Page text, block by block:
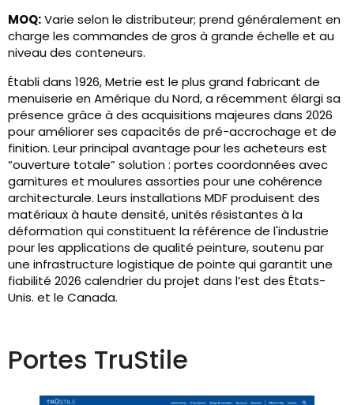
MOQ:Varie selon le distributeur; prend généralement en
charge les commandes de gros à grande échelle et au
niveau des conteneurs.
Établi dans 1926, Metrie est le plus grand fabricant de
menuiserie en Amérique du Nord, a récemment élargi sa
présence grâce à des acquisitions majeures dans 2026
pour améliorer ses capacités de pré-accrochage et de
finition. Leur principal avantage pour les acheteurs est
“ouverture totale” solution : portes coordonnées avec
garnitures et moulures assorties pour une cohérence
architecturale. Leurs installations MDF produisent des
matériaux à haute densité, unités résistantes à la
déformation qui constituent la référence de l'industrie
pour les applications de qualité peinture, soutenu par
une infrastructure logistique de pointe qui garantit une
fiabilité 2026 calendrier du projet dans l’est des États-
Unis. et le Canada.
Portes TruStile